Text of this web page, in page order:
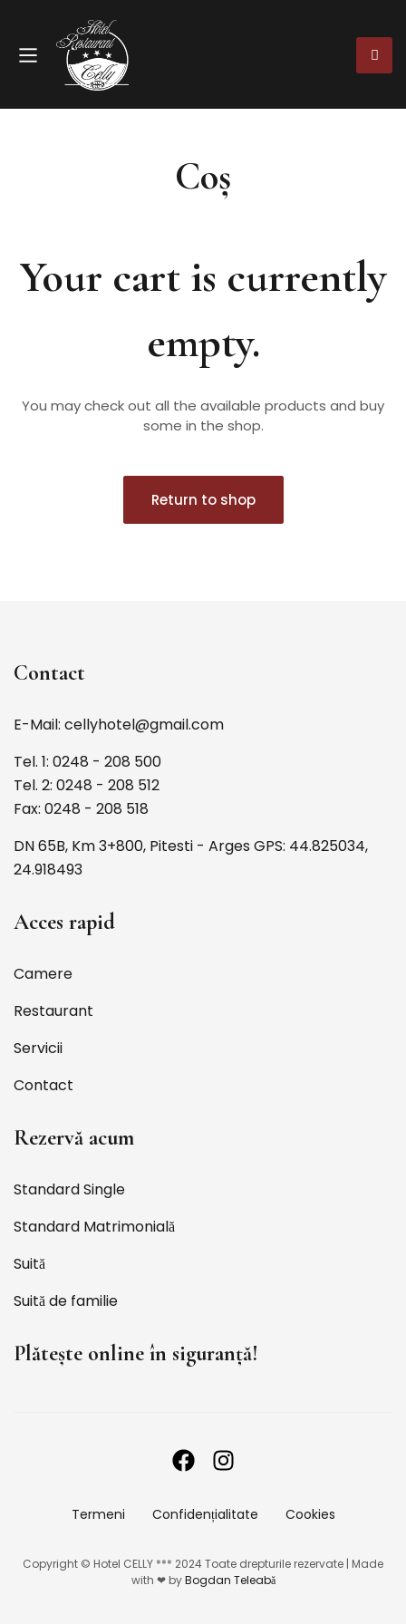
Coș
Your cart is currently
empty.
You may check out all the available products and buy
some in the shop.
Return to shop
Contact
E-Mail: cellyhotel@gmail.com
Tel. 1: 0248 - 208 500
Tel. 2: 0248 - 208 512
Fax: 0248 - 208 518
DN 65B, Km 3+800, Pitesti - Arges GPS: 44.825034,
24.918493
Acces rapid
Camere
Restaurant
Servicii
Contact
Rezervă acum
Standard Single
Standard Matrimonială
Suită
Suită de familie
Plătește online în siguranță!
Termeni Confidențialitate Cookies
Copyright © Hotel CELLY *** 2024 Toate drepturile rezervate | Made
with ❤ byBogdan Teleabă